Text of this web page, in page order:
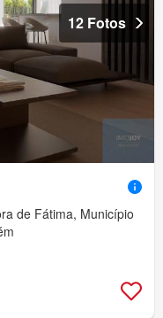
12 Fotos
de Fátima, Município